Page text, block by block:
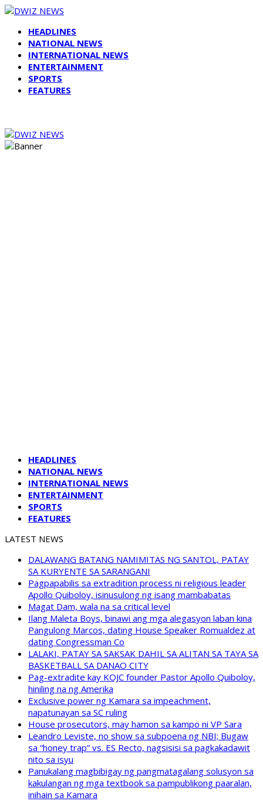
HEADLINES
NATIONAL NEWS
INTERNATIONAL NEWS
ENTERTAINMENT
SPORTS
FEATURES
HEADLINES
NATIONAL NEWS
INTERNATIONAL NEWS
ENTERTAINMENT
SPORTS
FEATURES
LATEST NEWS
DALAWANG BATANG NAMIMITAS NG SANTOL, PATAY
SA KURYENTE SA SARANGANI
Pagpapabilis sa extradition process ni religious leader
Apollo Quiboloy, isinusulong ng isang mambabatas
Magat Dam, wala na sa critical level
Ilang Maleta Boys, binawi ang mga alegasyon laban kina
Pangulong Marcos, dating House Speaker Romualdez at
dating Congressman Co
LALAKI, PATAY SA SAKSAK DAHIL SA ALITAN SA TAYA SA
BASKETBALL SA DANAO CITY
Pag-extradite kay KOJC founder Pastor Apollo Quiboloy,
hiniling na ng Amerika
Exclusive power ng Kamara sa impeachment,
napatunayan sa SC ruling
House prosecutors, may hamon sa kampo ni VP Sara
Leandro Leviste, no show sa subpoena ng NBI; Bugaw
sa “honey trap” vs. ES Recto, nagsisisi sa pagkakadawit
nito sa isyu
Panukalang magbibigay ng pangmatagalang solusyon sa
kakulangan ng mga textbook sa pampublikong paaralan,
inihain sa Kamara